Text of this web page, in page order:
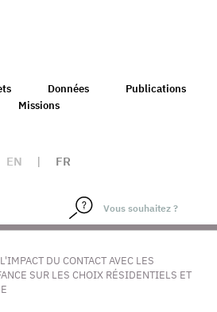
Données
Publications
Missions
EN | FR
L'IMPACT DU CONTACT AVEC LES
SUR LES CHOIX RÉSIDENTIELS ET